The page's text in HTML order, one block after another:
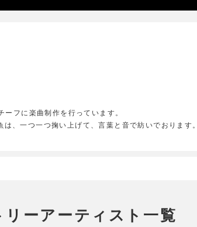
フに楽曲制作を行っています。
、一つ一つ掬い上げて、言葉と音で紡いでおります。
リーアーティスト一覧